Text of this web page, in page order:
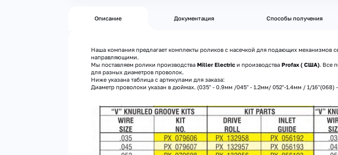
Описание Документация Способы получения
Наша компания предлагает комплекты роликов с насечкой для подающих
направляющими.
Мы поставляем ролики производства Miller Electric и производства Profax ( США). Все
для разных диаметров проволок.
Ниже указана таблица с артикулами для заказа:
Диаметр проволоки указан в дюймах. (035" - 0.9мм /045" - 1.2мм/ 052"-1.4мм / 1/